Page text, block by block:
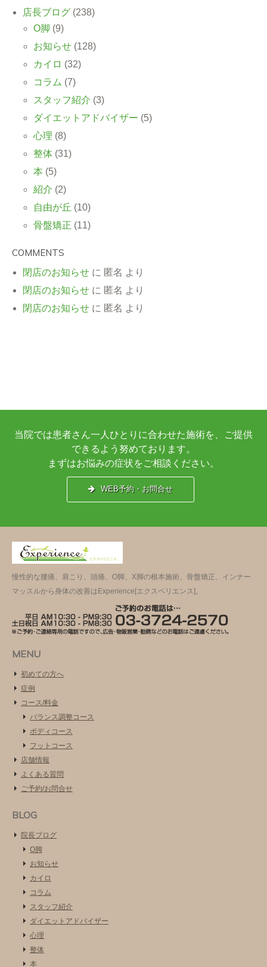
店長ブログ (238)
O脚 (9)
お知らせ (128)
カイロ (32)
コラム (7)
スタッフ紹介 (3)
ダイエットアドバイザー (5)
心理 (8)
整体 (31)
本 (5)
紹介 (2)
自由が丘 (10)
骨盤矯正 (11)
COMMENTS
閉店のお知らせ に 匿名 より
閉店のお知らせ に 匿名 より
閉店のお知らせ に 匿名 より
当院では患者さん一人ひとりに合わせた施術を、ご提供
できるよう努めております。
まずはお悩みの症状をご相談ください。
WEB予約・お問合せ
慢性的な腰痛、肩こり、頭痛、O脚、X脚の根本施術、骨盤矯正、インナー
マッスルから身体の改善はExperience[エクスペリエンス]。
MENU
初めての方へ
症例
コース/料金
バランス調整コース
ボディコース
フットコース
店舗情報
よくある質問
ご予約/お問合せ
BLOG
院長ブログ
O脚
お知らせ
カイロ
コラム
スタッフ紹介
ダイエットアドバイザー
心理
整体
本